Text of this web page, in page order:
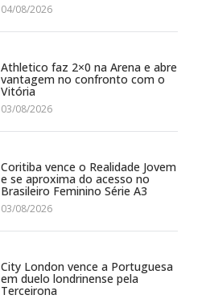
04/08/2026
Athletico faz 2×0 na Arena e abre
vantagem no confronto com o
Vitória
03/08/2026
Coritiba vence o Realidade Jovem
e se aproxima do acesso no
Brasileiro Feminino Série A3
03/08/2026
City London vence a Portuguesa
em duelo londrinense pela
Terceirona